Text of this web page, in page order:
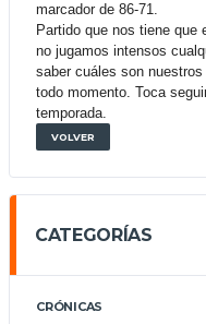
marcador de 86-71.
Partido que nos tiene
no jugamos intensos
saber cuáles son
todo momento. Toca
temporada.
VOLVER
CATEGORÍAS
CRÓNICAS